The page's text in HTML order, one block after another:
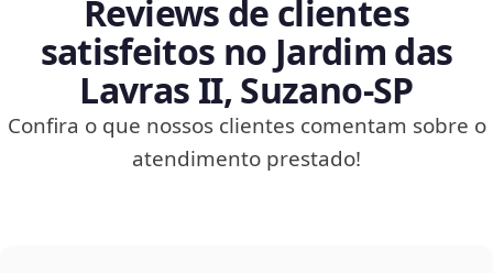
Reviews de clientes
satisfeitos no Jardim das
Lavras II, Suzano‑SP
Confira o que nossos clientes comentam sobre o
atendimento prestado!